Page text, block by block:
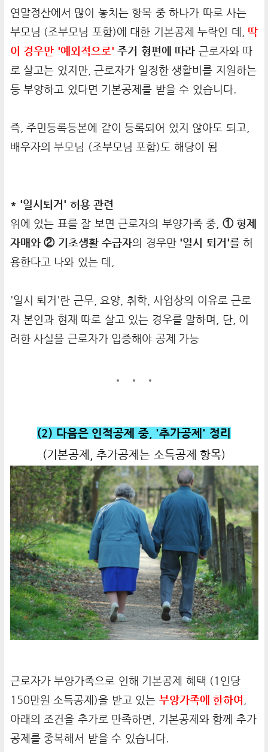
연말정산에서 많이 놓치는 항목 중 하나가 따로 사는
부모님 (조부모님 포함)에 대한 기본공제 누락인 데, 딱
이 경우만 '예외적으로' 주거 형편에 따라 근로자와 따
로 살고는 있지만, 근로자가 일정한 생활비를 지원하는
등 부양하고 있다면 기본공제를 받을 수 있습니다.
즉, 주민등록등본에 같이 등록되어 있지 않아도 되고,
배우자의 부모님 (조부모님 포함)도 해당이 됨
* '일시퇴거' 허용 관련
위에 있는 표를 잘 보면 근로자의 부양가족 중, ① 형제
자매와 ② 기초생활 수급자의 경우만 '일시 퇴거'를허
용한다고 나와 있는 데,
'일시 퇴거'란 근무, 요양, 취학, 사업상의 이유로 근로
자 본인과 현재 따로 살고 있는 경우를 말하며, 단, 이
러한 사실을 근로자가 입증해야 공제 가능
(2) 다음은 인적공제 중, '추가공제' 정리
(기본공제, 추가공제는 소득공제 항목)
근로자가 부양가족으로 인해 기본공제 혜택 (1인당
150만원 소득공제)을 받고 있는 부양가족에 한하여
아래의 조건을 추가로 만족하면, 기본공제와 함께 추가
공제를 중복해서 받을 수 있습니다.